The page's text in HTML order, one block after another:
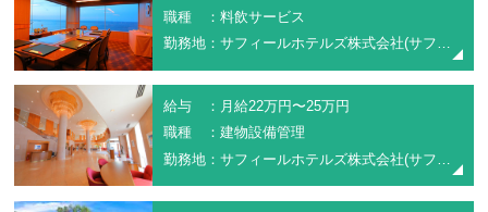
職種 ：料飲サービス
勤務地：サフィールホテルズ株式会社(サフィールホテル稚内)
給与 ：月給22万円〜25万円
職種 ：建物設備管理